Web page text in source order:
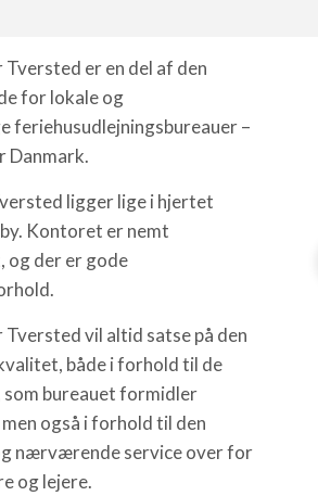
er en del af den
for lokale og
feriehusudlejningsbureauer –
Danmark.
ligger lige i hjertet
Kontoret er nemt
der er gode
Tversted vil altid satse på den
både i forhold til de
bureauet formidler
også i forhold til den
nærværende service over for
og lejere.